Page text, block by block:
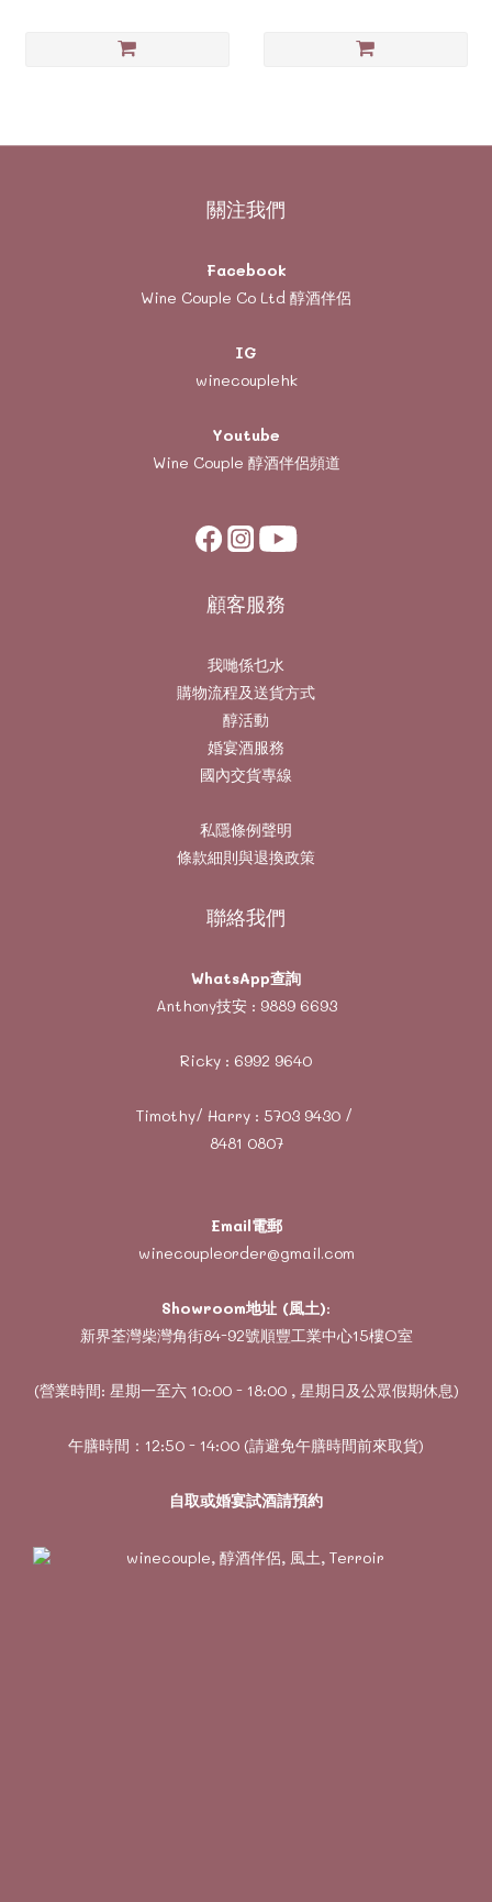
關注我們
Facebook
Wine Couple Co Ltd 醇酒伴侶
IG
winecouplehk
Youtube
Wine Couple 醇酒伴侶頻道
顧客服務
我哋係乜水
購物流程及送貨方式
醇活動
婚宴酒服務
國內交貨專線
私隱條例聲明
條款細則與退換政策
聯絡我們
WhatsApp查詢
Anthony技安 : 9889 6693
Ricky : 6992 9640
Timothy/ Harry : 5703 9430/
8481 0807
Email電郵
winecoupleorder@gmail.com
Showroom地址 (風土):
新界荃灣柴灣角街84-92號順豐工業中心15樓O室
(營業時間: 星期一至六 10:00 - 18:00 , 星期日及公眾假期休息)
午膳時間：12:50 - 14:00 (請避免午膳時間前來取貨)
自取或婚宴試酒請預約